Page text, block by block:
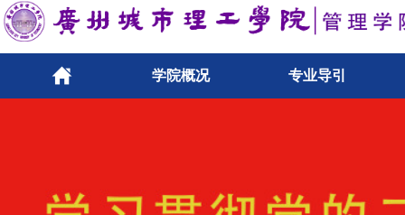
学院概况 专业导引